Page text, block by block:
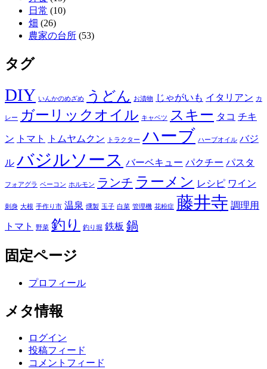
日常 (10)
畑 (26)
農家の台所 (53)
タグ
DIY いんかのめざめ うどん お漬物 じゃがいも イタリアン カ
レー ガーリックオイル キャベツ スキー タコ チキ
ン トマト トムヤムクン トラクター ハーブ ハーブオイル バジ
ル バジルソース バーベキュー パクチー パスタ
フォアグラ ベーコン ホルモン ランチ ラーメン レシピ ワイン
刺身 大根 手作り市 温泉 燻製 玉子 白菜 管理機 花粉症 藤井寺 調理用
トマト 野菜 釣り 釣り堀 鉄板 鍋
固定ページ
プロフィール
メタ情報
ログイン
投稿フィード
コメントフィード